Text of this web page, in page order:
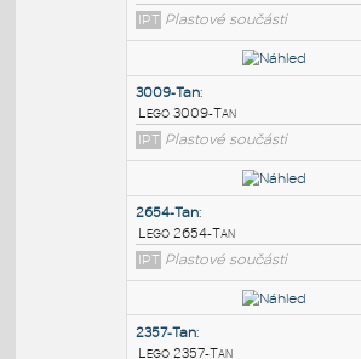
4460b-LtBluishGray
Lego 4460b-LtBluishGray
IPT Plastové součásti
3009-Tan:
Lego 3009-Tan